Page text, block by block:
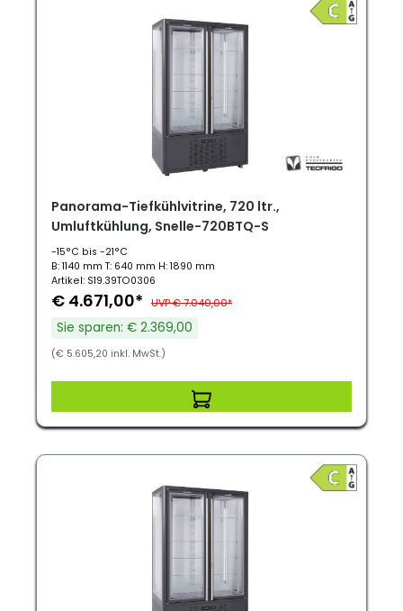
Panorama-Tiefkühlvitrine, 720 ltr.,
Umluftkühlung, Snelle-720BTQ-S
-15°C bis -21°C
B: 1140 mm T: 640 mm H: 1890 mm
Artikel: S19.39TO0306
€ 4.671,00* UVP € 7.040,00*
Sie sparen: € 2.369,00
(€ 5.605,20 inkl. MwSt.)